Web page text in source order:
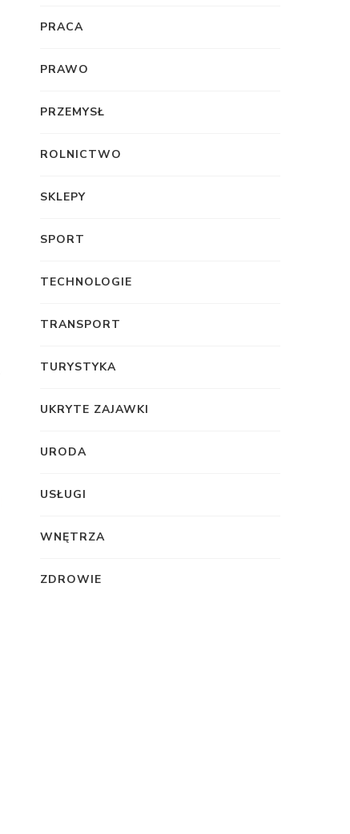
PRACA
PRAWO
PRZEMYSŁ
ROLNICTWO
SKLEPY
SPORT
TECHNOLOGIE
TRANSPORT
TURYSTYKA
UKRYTE ZAJAWKI
URODA
USŁUGI
WNĘTRZA
ZDROWIE